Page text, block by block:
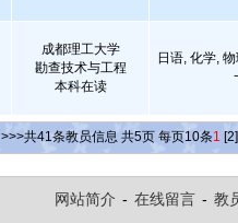
成都理工大学
勘查技术与工程
本科在读
日语, 化学,
>>>共41条教员信息 共5页 每页10条1 [2]
网站简介 - 在线留言 - 教